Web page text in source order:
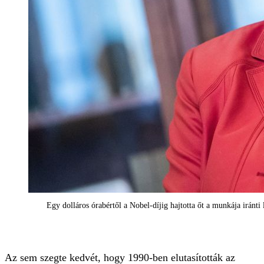
Egy dolláros órabértől a Nobel-díjig hajtotta őt a munkája iránti
Az sem szegte kedvét, hogy 1990-ben elutasították az